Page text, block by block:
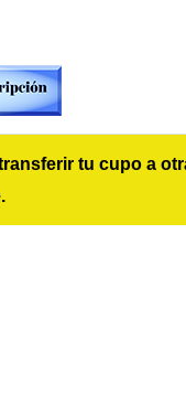
tu cupo a